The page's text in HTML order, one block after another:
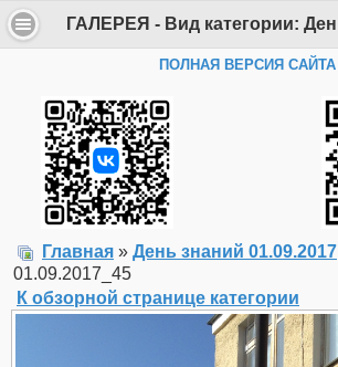
ПОЛНАЯ ВЕРСИЯ САЙТА
Главная » День знаний 01.09.2017
01.09.2017_45
К обзорной странице категории